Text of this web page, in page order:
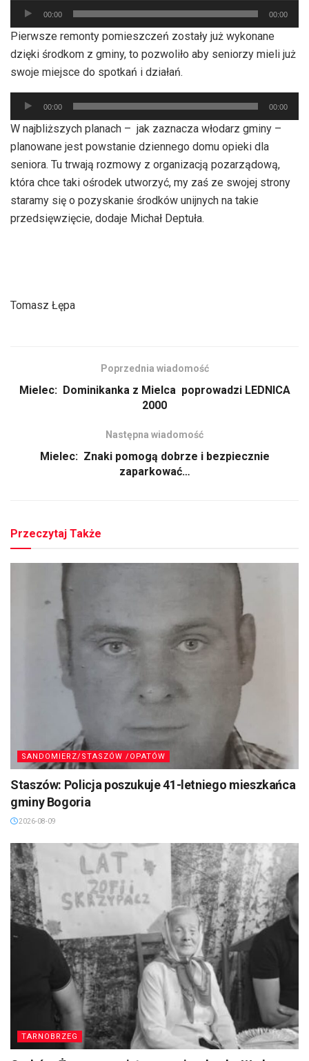
Odtwarzacz
plików
dźwiękowych
00:00 00:00
Pierwsze remonty pomieszczeń zostały już wykonane
dzięki środkom z gminy, to pozwoliło aby seniorzy mieli już
swoje miejsce do spotkań i działań.
Odtwarzacz
plików
dźwiękowych
00:00 00:00
W najbliższych planach – jak zaznacza włodarz gminy –
planowane jest powstanie dziennego domu opieki dla
seniora. Tu trwają rozmowy z organizacją pozarządową,
która chce taki ośrodek utworzyć, my zaś ze swojej strony
staramy się o pozyskanie środków unijnych na takie
przedsięwzięcie, dodaje Michał Deptuła.
Tomasz Łępa
Poprzednia wiadomość
Mielec: Dominikanka z Mielca poprowadzi LEDNICA
2000
Następna wiadomość
Mielec: Znaki pomogą dobrze i bezpiecznie
zaparkować…
Przeczytaj Także
SANDOMIERZ/STASZÓW /OPATÓW
Staszów: Policja poszukuje 41-letniego mieszkańca
gminy Bogoria
2026-08-09
TARNOBRZEG